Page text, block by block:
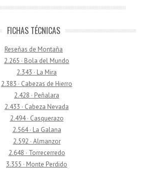
FICHAS TÉCNICAS
Reseñas de Montaña
2.265 · Bola del Mundo
2.343 · La Mira
2.383 · Cabezas de Hierro
2.428 · Peñalara
2.433 · Cabeza Nevada
2.494 · Casquerazo
2.564 · La Galana
2.592 · Almanzor
2.648 · Torrecerredo
3.355 · Monte Perdido